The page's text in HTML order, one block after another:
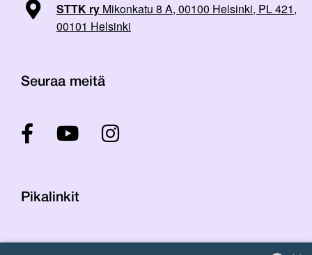
STTK ry Mikonkatu 8 A, 00100 Helsinki, PL 421,
00101 Helsinki
Seuraa meitä
Pikalinkit